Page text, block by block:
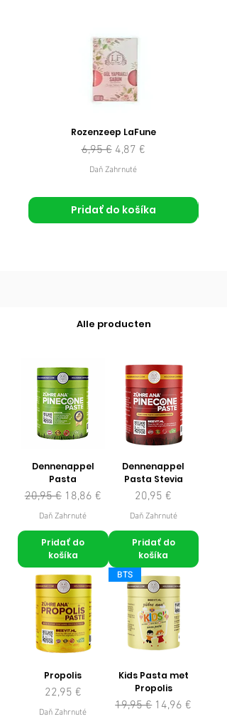
Rozenzeep LaFune
Normálna cena
6,95 € Zľavnená cena
4,87 €
Daň Zahrnuté
Pridať do košíka
Alle producten
Dennenappel
Pasta
Normálna cena
20,95 € Zľavnená cena
18,86 €
Daň Zahrnuté
Pridať do
košíka
Dennenappel
Pasta Stevia
Cena
20,95 €
Daň Zahrnuté
Pridať do
košíka
Propolis
Cena
22,95 €
Daň Zahrnuté
BTS
Kids Pasta met
Propolis
Normálna cena
19,95 € Zľavnená cena
14,96 €